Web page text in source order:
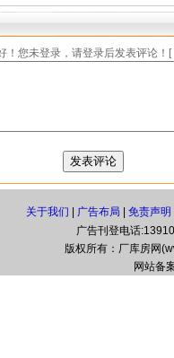
！您未登录，请登录后发表评论！[
关于我们 广告布局 免责声明
广告刊登电话
版权所有：厂库房网
网站备